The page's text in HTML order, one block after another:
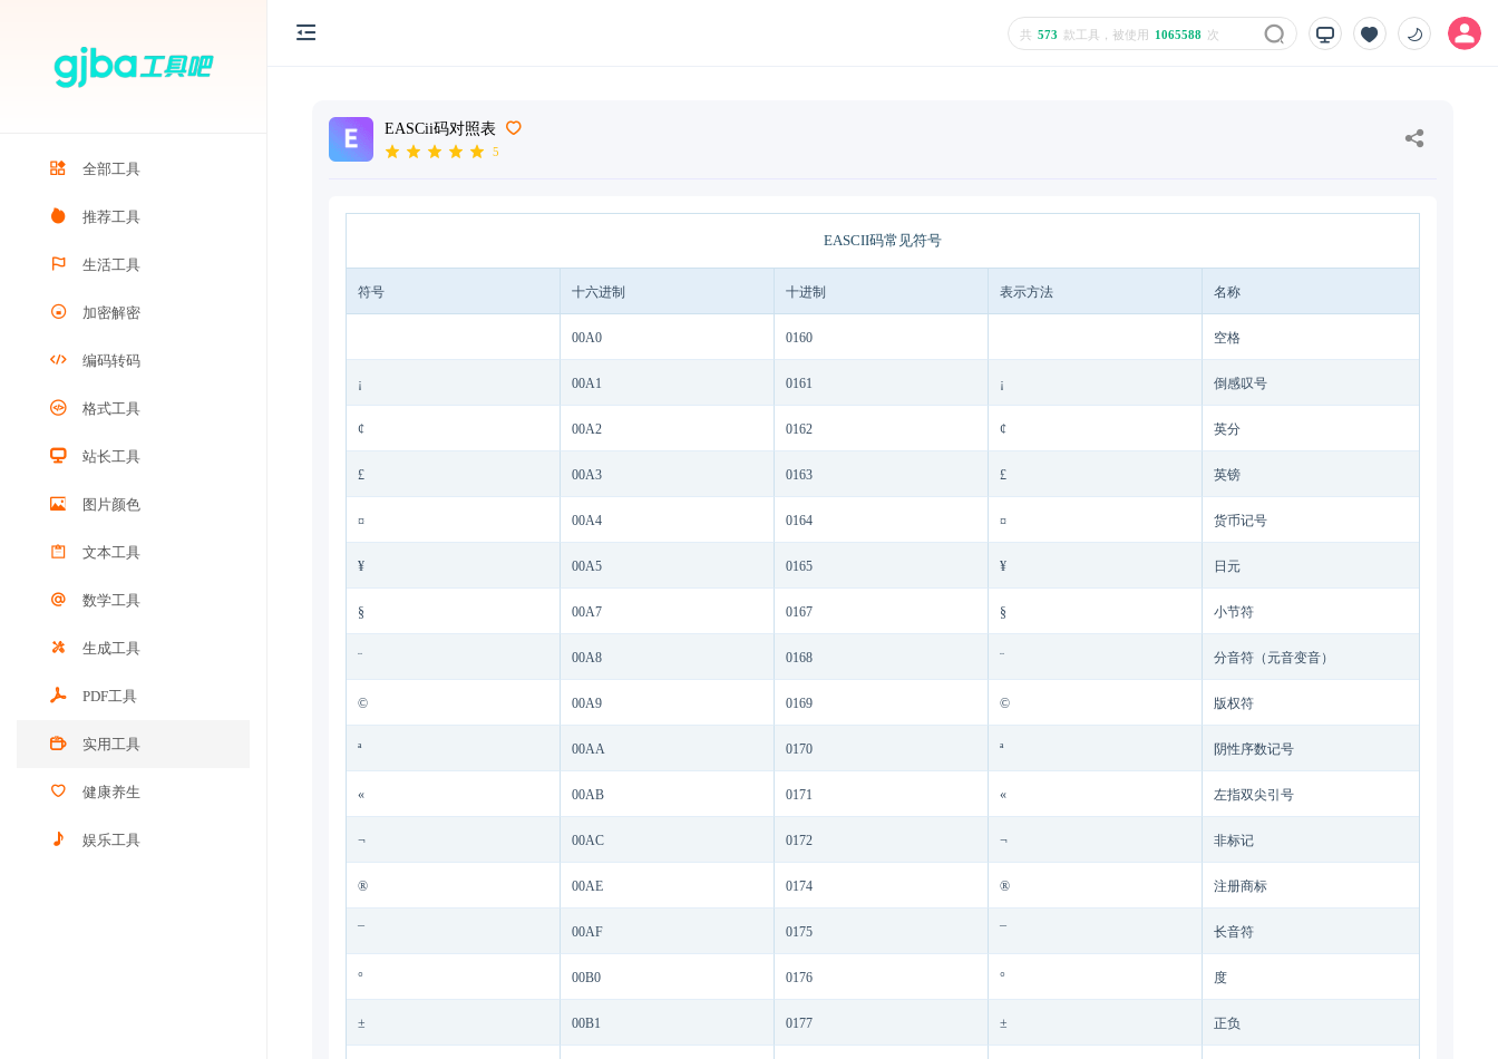
全部工具
推荐工具
生活工具
加密解密
编码转码
格式工具
站长工具
图片颜色
文本工具
数学工具
生成工具
PDF工具
实用工具
健康养生
娱乐工具
共 573 款工具，被使用 1065588 次
EASCii码对照表
5
EASCII码常见符号
符号 十六进制 十进制 表示方法 名称
00A0 0160 空格
¡ 00A1 0161 ¡ 倒感叹号
¢ 00A2 0162 ¢ 英分
£ 00A3 0163 £ 英镑
¤ 00A4 0164 ¤ 货币记号
¥ 00A5 0165 ¥ 日元
§ 00A7 0167 § 小节符
¨ 00A8 0168 ¨ 分音符（元音变音）
© 00A9 0169 © 版权符
ª 00AA 0170 ª 阴性序数记号
« 00AB 0171 « 左指双尖引号
¬ 00AC 0172 ¬ 非标记
® 00AE 0174 ® 注册商标
00AF 0175 长音符
° 00B0 0176 ° 度
± 00B1 0177 ± 正负